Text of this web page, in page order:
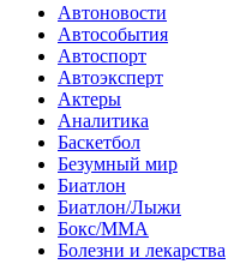
Автоновости
Автособытия
Автоспорт
Автоэксперт
Актеры
Аналитика
Баскетбол
Безумный мир
Биатлон
Биатлон/Лыжи
Бокс/MMA
Болезни и лекарства